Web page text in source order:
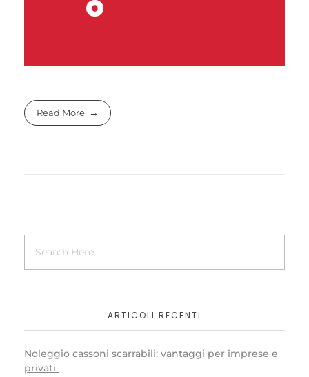
Read More
ARTICOLI RECENTI
Noleggio cassoni scarrabili: vantaggi per imprese e
privati